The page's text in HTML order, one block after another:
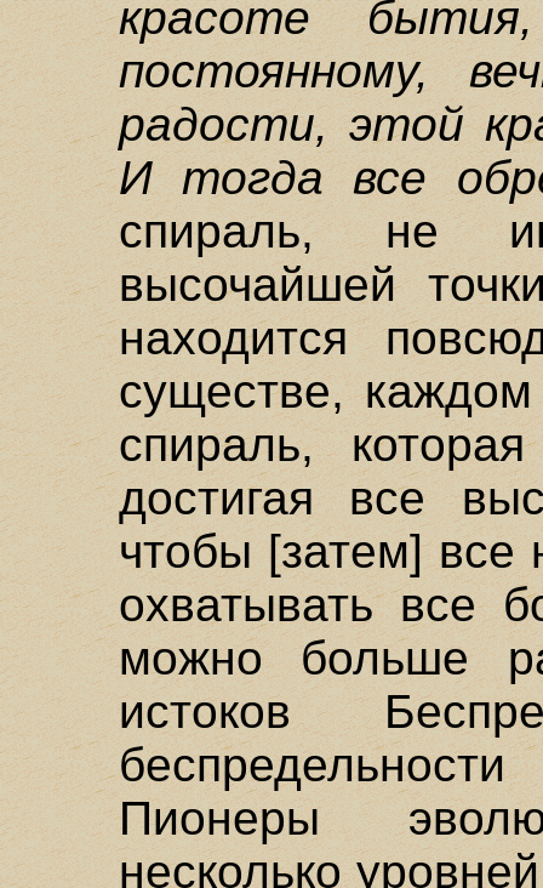
красоте
постоянному,
радости, этой
И тогда все
спираль, не
высочайшей
находится
существе,
спираль,
достигая все
чтобы [затем] все
охватывать все
можно больше
истоков
Пионеры
несколько